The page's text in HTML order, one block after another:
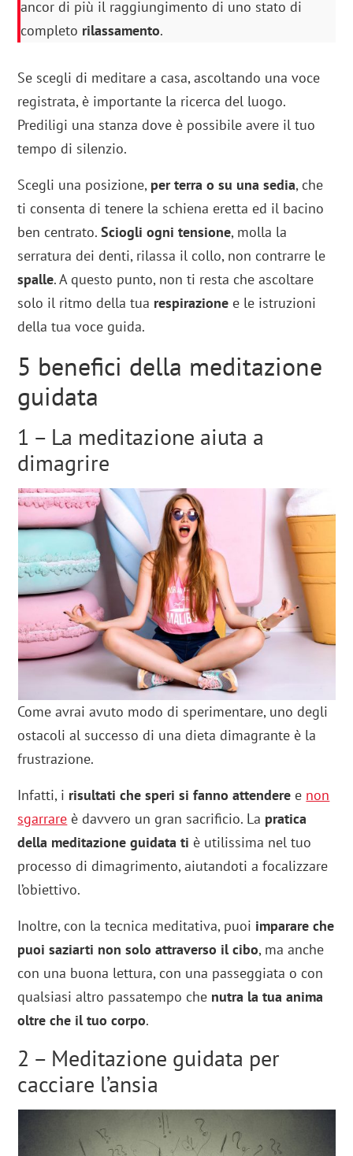
ancor di più il raggiungimento di uno stato di
completo rilassamento.
Se scegli di meditare a casa, ascoltando una voce
registrata, è importante la ricerca del luogo.
Prediligi una stanza dove è possibile avere il tuo
tempo di silenzio.
Scegli una posizione, per terra o su una sedia, che
ti consenta di tenere la schiena eretta ed il bacino
ben centrato.Sciogli ogni tensione, molla la
serratura dei denti, rilassa il collo, non contrarre le
spalle. A questo punto, non ti resta che ascoltare
solo il ritmo della tua respirazione e le istruzioni
della tua voce guida.
5 benefici della meditazione
guidata
1 – La meditazione aiuta a
dimagrire
Come avrai avuto modo di sperimentare, uno degli
ostacoli al successo di una dieta dimagrante è la
frustrazione.
Infatti, i risultati che speri si fanno attendere e non
sgarrare è davvero un gran sacrificio. La pratica
della meditazione guidata ti è utilissima nel tuo
processo di dimagrimento, aiutandoti a focalizzare
l’obiettivo.
Inoltre, con la tecnica meditativa, puoi imparare che
puoi saziarti non solo attraverso il cibo, ma anche
con una buona lettura, con una passeggiata o con
qualsiasi altro passatempo che nutra la tua anima
oltre che il tuo corpo.
2 – Meditazione guidata per
cacciare l’ansia